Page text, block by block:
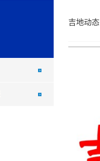
吉地动态